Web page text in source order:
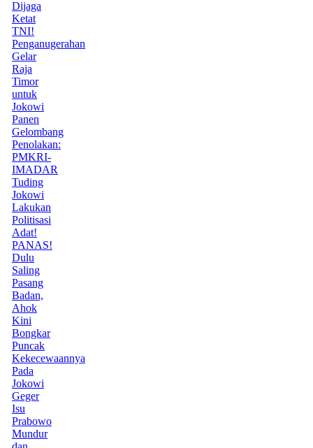
Dijaga
Ketat
TNI!
Penganugerahan
Gelar
Raja
Timor
untuk
Jokowi
Panen
Gelombang
Penolakan:
PMKRI-
IMADAR
Tuding
Jokowi
Lakukan
Politisasi
Adat!
PANAS!
Dulu
Saling
Pasang
Badan,
Ahok
Kini
Bongkar
Puncak
Kekecewaannya
Pada
Jokowi
Geger
Isu
Prabowo
Mundur